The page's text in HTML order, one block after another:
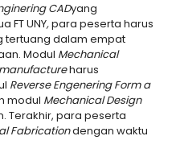
CADyang
FT UNY,para peserta harus
tertuang dalam empat
Modul Mechanical
harus
Reverse Engenering Form a
modul Mechanical Design
Terakhir, para peserta
Fabricationdengan waktu